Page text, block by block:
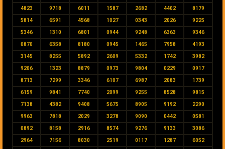
4823 9718 6011 1587 2682 4402 8179
5814 6591 4568 1027 0343 2026 9225
5346 1310 6801 0944 9248 6363 9346
0870 6358 8180 0945 1465 7958 4193
3145 8255 5892 2609 5332 1742 3982
9206 1323 8879 0973 9804 0229 0917
8713 7299 3346 6107 6987 2083 1739
6159 9841 7740 2099 9255 8528 9815
7138 4382 9408 5675 8905 9192 2290
9963 7818 2029 3278 9090 0442 0581
0892 8158 2916 8574 9276 9133 3086
2964 7156 8030 2519 0117 1287 6052